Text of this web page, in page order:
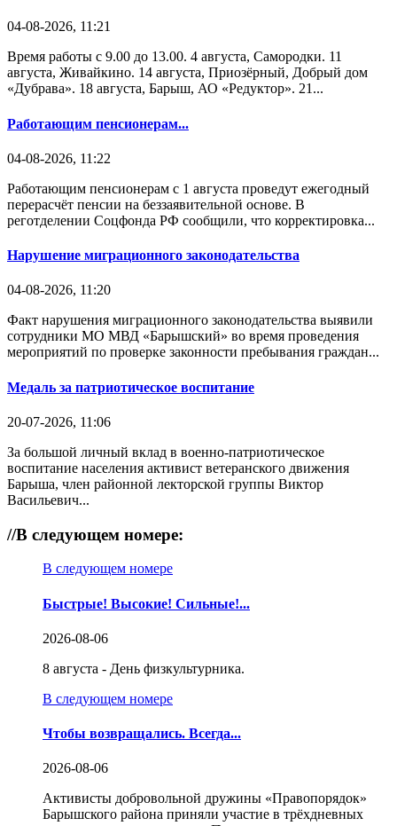
04-08-2026, 11:21
Время работы с 9.00 до 13.00. 4 августа, Самородки. 11
августа, Живайкино. 14 августа, Приозёрный, Добрый дом
«Дубрава». 18 августа, Барыш, АО «Редуктор». 21...
Работающим пенсионерам...
04-08-2026, 11:22
Работающим пенсионерам с 1 августа проведут ежегодный
перерасчёт пенсии на беззаявительной основе. В
реготделении Соцфонда РФ сообщили, что корректировка...
Нарушение миграционного законодательства
04-08-2026, 11:20
Факт нарушения миграционного законодательства выявили
сотрудники МО МВД «Барышский» во время проведения
мероприятий по проверке законности пребывания граждан...
Медаль за патриотическое воспитание
20-07-2026, 11:06
За большой личный вклад в военно-патриотическое
воспитание населения активист ветеранского движения
Барыша, член районной лекторской группы Виктор
Васильевич...
//В следующем номере:
В следующем номере
Быстрые! Высокие! Сильные!...
2026-08-06
8 августа - День физкультурника.
В следующем номере
Чтобы возвращались. Всегда...
2026-08-06
Активисты добровольной дружины «Правопорядок»
Барышского района приняли участие в трёхдневных